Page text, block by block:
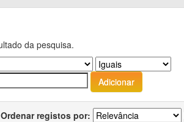
da pesquisa.
Ordenar registos por: